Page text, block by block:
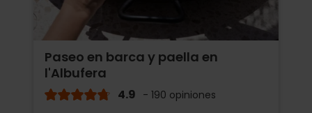
Paseo en barca y paella en
l'Albufera
4.9 - 190 opiniones